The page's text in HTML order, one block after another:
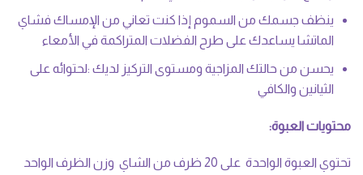
ينظف جسمك من السموم إذا كنت تعاني من الإمساك فشاي
الماتشا يساعدك على طرح الفضلات المتراكمة في الأمعاء
يحسن من حالتك المزاجية ومستوى التركيز لديك :لحتوائه على
الثيانين والكافي
محتويات العبوة:
تحتوي العبوة الواحدة على 20 ظرف من الشاي وزن الظرف الواحد